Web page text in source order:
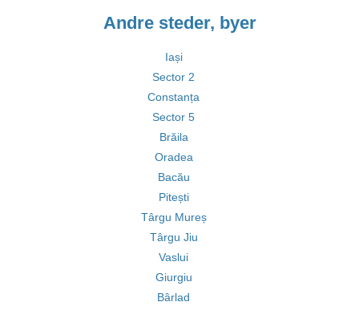
Andre steder, byer
Iași
Sector 2
Constanța
Sector 5
Brăila
Oradea
Bacău
Pitești
Târgu Mureș
Târgu Jiu
Vaslui
Giurgiu
Bârlad